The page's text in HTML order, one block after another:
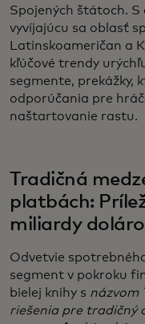
Spojených štátoch.
vyvíjajúcu sa oblasť
Latinskoameričan a
kľúčové trendy
segmente, prekážky,
odporúčania pre
naštartovanie rastu.
Tradičná
platbách:
miliardy
Odvetvie
segment v pokroku
bielej knihy s názvom
riešenia pre tradičný